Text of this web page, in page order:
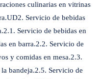
culinarias en vitrinas
Servicio de bebidas
Servicio de bebidas en
en barra.2.2. Servicio de
y comidas en mesa.2.3.
bandeja.2.5. Servicio de